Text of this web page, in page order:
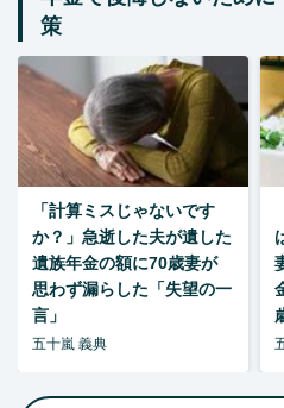
策
「計算ミスじゃないです
か？」急逝した夫が遺した
遺族年金の額に70歳妻が
思わず漏らした「失望の一
言」
五十嵐 義典